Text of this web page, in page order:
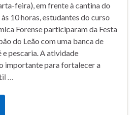
feira), em frente à cantina do
10 horas, estudantes do curso
Forense participaram da Festa
do Leão com uma banca de
e pescaria. A atividade
importante para fortalecer a
…